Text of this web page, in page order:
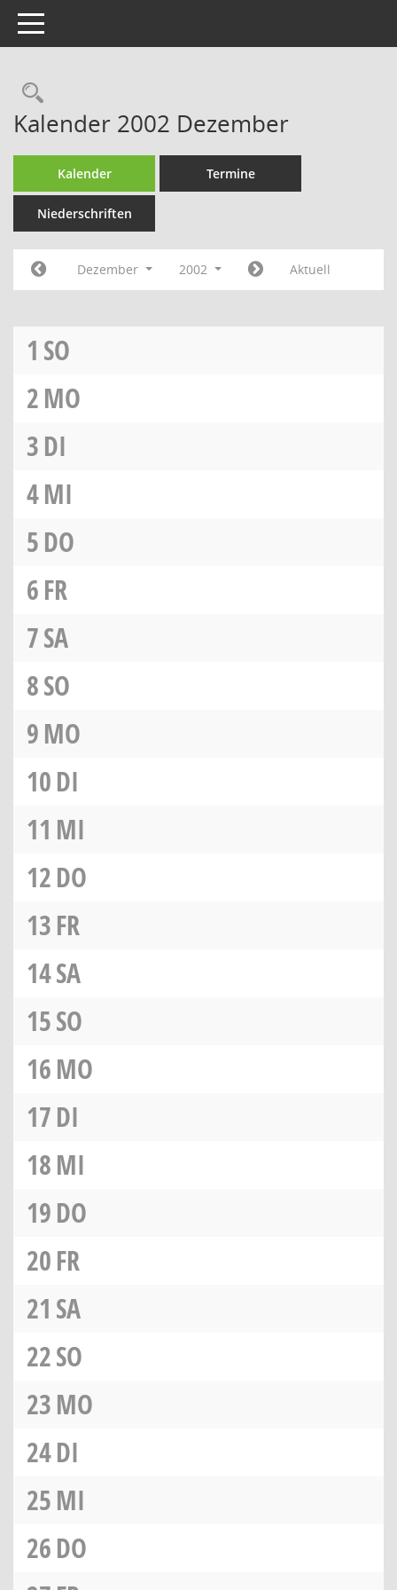
Toggle navigation
Rechercheauswahl
Kalender 2002 Dezember
Kalender Termine
Niederschriften
Dezember 2002 Aktuell
1 SO
2MO
3DI
4MI
5DO
6FR
7SA
8SO
9MO
10DI
11 MI
12DO
13FR
14SA
15SO
16MO
17DI
18MI
19DO
20FR
21 SA
22SO
23MO
24DI
25MI
26DO